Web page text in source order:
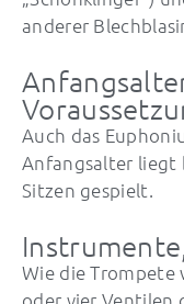
anderer
Auch das
Anfangsalter liegt
Sitzen gespielt.
Wie die Trompete